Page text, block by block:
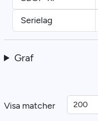
Serielag
Graf
Visa matcher